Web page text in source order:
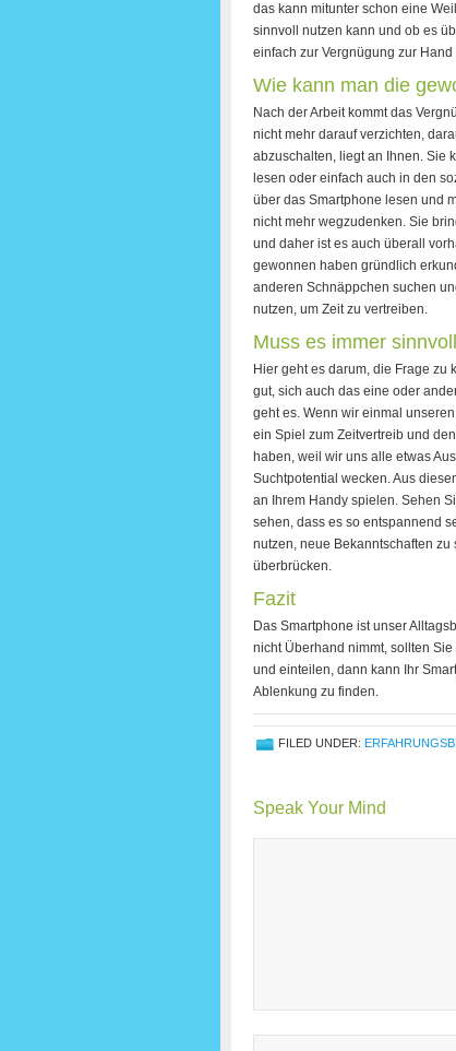
das kann mitunter schon eine
sinnvoll nutzen kann und ob es
einfach zur Vergnügung zur
Wie kann man die
Nach der Arbeit kommt das
nicht mehr darauf verzichten,
abzuschalten, liegt an Ihnen. Sie
lesen oder einfach auch in den
über das Smartphone lesen und
nicht mehr wegzudenken. Sie
und daher ist es auch überall
gewonnen haben gründlich
anderen Schnäppchen suchen
nutzen, um Zeit zu vertreiben.
Muss es immer
Hier geht es darum, die Frage zu
gut, sich auch das eine oder
geht es. Wenn wir einmal
ein Spiel zum Zeitvertreib und
haben, weil wir uns alle etwas
Suchtpotential wecken. Aus
an Ihrem Handy spielen. Sehen
sehen, dass es so entspannend
nutzen, neue Bekanntschaften
überbrücken.
Fazit
Das Smartphone ist unser
nicht Überhand nimmt, sollten
und einteilen, dann kann Ihr
Ablenkung zu finden.
FILED UNDER:
Speak Your Mind